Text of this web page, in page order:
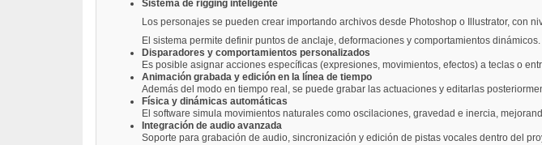
Sistema de rigging inteligente
Los personajes se pueden crear importando archivos desde Photoshop o Illustrator, con
El sistema permite definir puntos de anclaje, deformaciones y comportamientos dinámicos.
Disparadores y comportamientos personalizados
Es posible asignar acciones específicas (expresiones, movimientos, efectos) a teclas o
Animación grabada y edición en la línea de tiempo
Además del modo en tiempo real, se puede grabar las actuaciones y editarlas
Física y dinámicas automáticas
El software simula movimientos naturales como oscilaciones, gravedad e inercia,
Integración de audio avanzada
Soporte para grabación de audio, sincronización y edición de pistas vocales dentro del